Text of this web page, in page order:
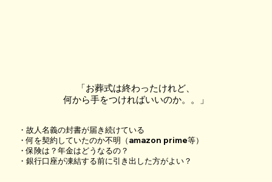
「お葬式は終わったけれど、
何から手をつければいいのか。。」
・故人名義の封書が届き続けている
・何を契約していたのか不明（amazon prime等）
・保険は？年金はどうなるの？
・銀行口座が凍結する前に引き出した方がよい？